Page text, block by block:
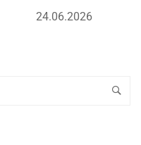
24.06.2026